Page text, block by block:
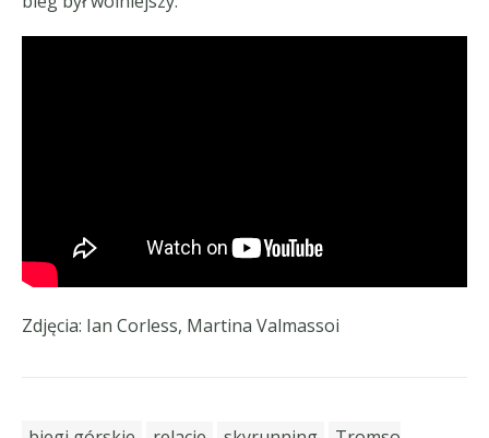
Zdjęcia: Ian Corless, Martina Valmassoi